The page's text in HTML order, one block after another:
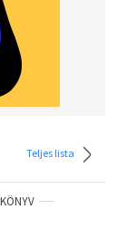
Teljes lista
KÖNYV